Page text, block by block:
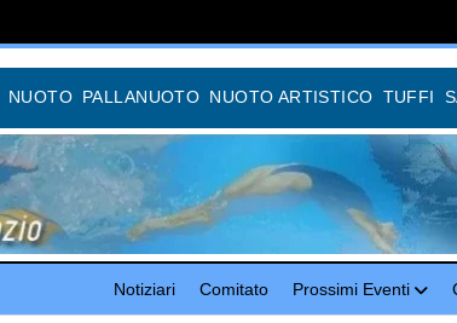
NUOTO PALLANUOTO NUOTO ARTISTICO TUFFI
Notiziari Comitato Prossimi Eventi